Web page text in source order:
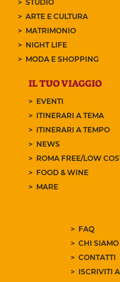
STUDIO
ARTE E CULTURA
MATRIMONIO
NIGHT LIFE
MODA E SHOPPING
IL TUO VIAGGIO
EVENTI
ITINERARI A TEMA
ITINERARI A TEMPO
NEWS
ROMA FREE/LOW
FOOD & WINE
MARE
FAQ
CHI SIAMO
CONTATTI
ISCRIVITI